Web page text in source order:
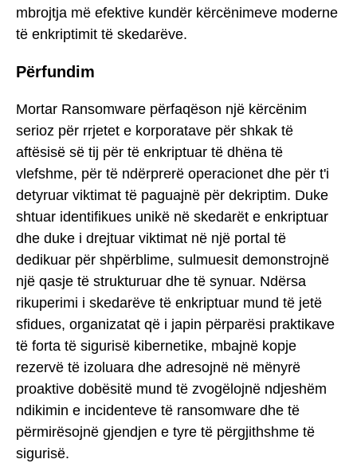
mbrojtja më efektive kundër kërcënimeve moderne
të enkriptimit të skedarëve.
Përfundim
Mortar Ransomware përfaqëson një kërcënim
serioz për rrjetet e korporatave për shkak të
aftësisë së tij për të enkriptuar të dhëna të
vlefshme, për të ndërprerë operacionet dhe për t'i
detyruar viktimat të paguajnë për dekriptim. Duke
shtuar identifikues unikë në skedarët e enkriptuar
dhe duke i drejtuar viktimat në një portal të
dedikuar për shpërblime, sulmuesit demonstrojnë
një qasje të strukturuar dhe të synuar. Ndërsa
rikuperimi i skedarëve të enkriptuar mund të jetë
sfidues, organizatat që i japin përparësi praktikave
të forta të sigurisë kibernetike, mbajnë kopje
rezervë të izoluara dhe adresojnë në mënyrë
proaktive dobësitë mund të zvogëlojnë ndjeshëm
ndikimin e incidenteve të ransomware dhe të
përmirësojnë gjendjen e tyre të përgjithshme të
sigurisë.